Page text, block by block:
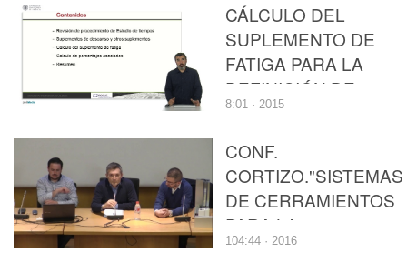
CÁLCULO DEL
SUPLEMENTO DE
FATIGA PARA LA
DEFINICIÓN DE
ESTÁNDARES DE
8:01 · 2015
CONF.
CORTIZO."SISTEMAS
DE CERRAMIENTOS
PARA LA
104:44 · 2016